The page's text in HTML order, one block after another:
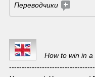
Переводчики
How to win in